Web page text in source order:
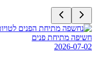
חשיפה מתיחת פנים
2026-07-02